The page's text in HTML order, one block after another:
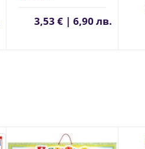
3,53 € | 6,90 лв.